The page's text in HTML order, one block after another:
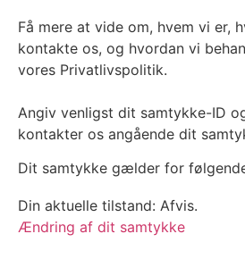
Få mere at vide om, hvem vi er,
kontakte os, og hvordan vi
vores Privatlivspolitik.
Angiv venligst dit samtykke-ID
kontakter os angående dit
Dit samtykke gælder for
Din aktuelle tilstand: Afvis.
Ændring af dit samtykke